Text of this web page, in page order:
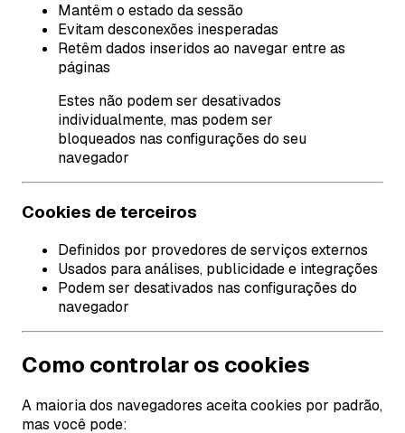
Mantêm o estado da sessão
Evitam desconexões inesperadas
Retêm dados inseridos ao navegar entre as
páginas
Estes não podem ser desativados
individualmente, mas podem ser
bloqueados nas configurações do seu
navegador
Cookies de terceiros
Definidos por provedores de serviços externos
Usados para análises, publicidade e integrações
Podem ser desativados nas configurações do
navegador
Como controlar os cookies
A maioria dos navegadores aceita cookies por padrão,
mas você pode: